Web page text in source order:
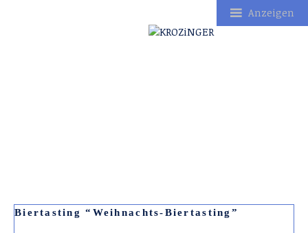
Anzeigen
Biertasting “Weihnachts-Biertasting”